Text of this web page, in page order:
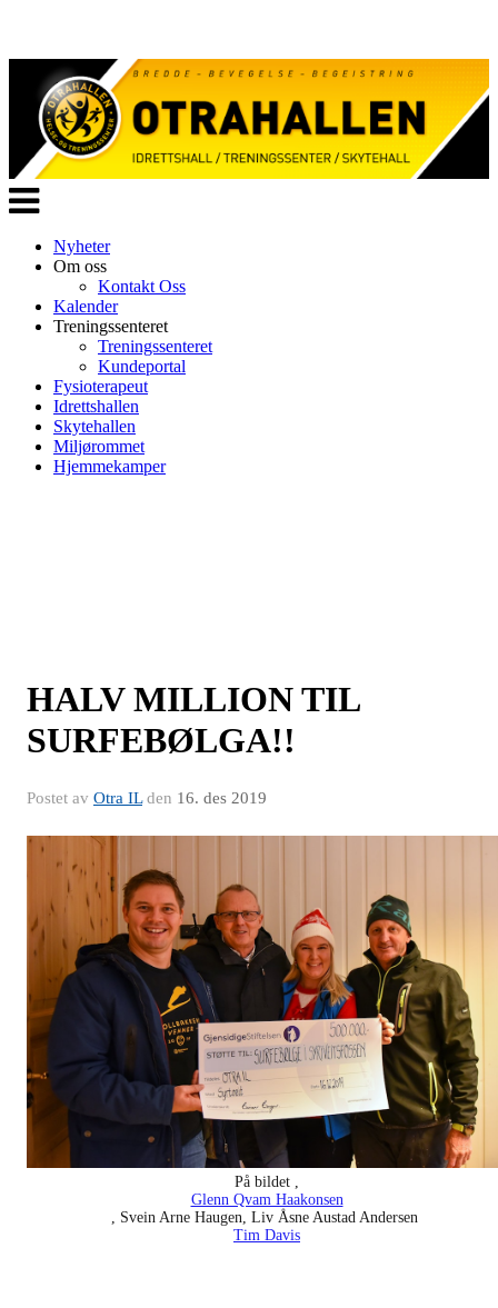
Veksle
navigasjon
Nyheter
Om oss
Kontakt Oss
Kalender
Treningssenteret
Treningssenteret
Kundeportal
Fysioterapeut
Idrettshallen
Skytehallen
Miljørommet
Hjemmekamper
HALV MILLION TIL
SURFEBØLGA!!
Postet av Otra ILden 16. des 2019
På bildet ,
Glenn Qvam Haakonsen
, Svein Arne Haugen, Liv Åsne Austad Andersen
Tim Davis